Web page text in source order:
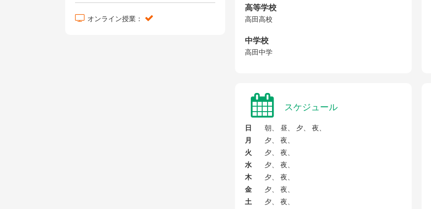
オンライン授業：
高等学校
高田高校
中学校
高田中学
スケジュール
日
朝、 昼、 夕、 夜、
月
夕、 夜、
火
夕、 夜、
水
夕、 夜、
木
夕、 夜、
金
夕、 夜、
土
夕、 夜、